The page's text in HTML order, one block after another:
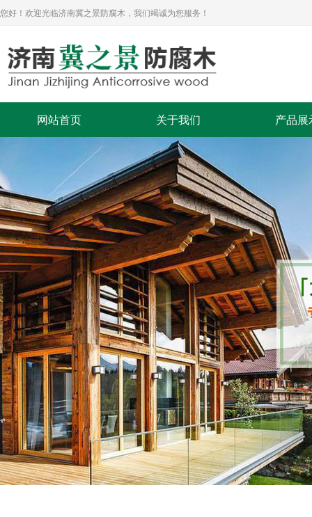
您好！欢迎光临济南冀之景防腐木，我们竭诚为您服务！
网站首页 关于我们 产品展